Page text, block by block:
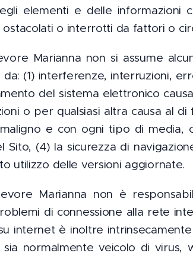
elementi e delle informazioni
o interrotti da fattori o
Marianna non si assume
(1) interferenze, interruzioni,
del sistema elettronico
o per qualsiasi altra causa al
e con ogni tipo di media,
(4) la sicurezza di
utilizzo delle versioni aggiornate.
Marianna non è
di connessione alla rete
internet è inoltre
normalmente veicolo di virus,